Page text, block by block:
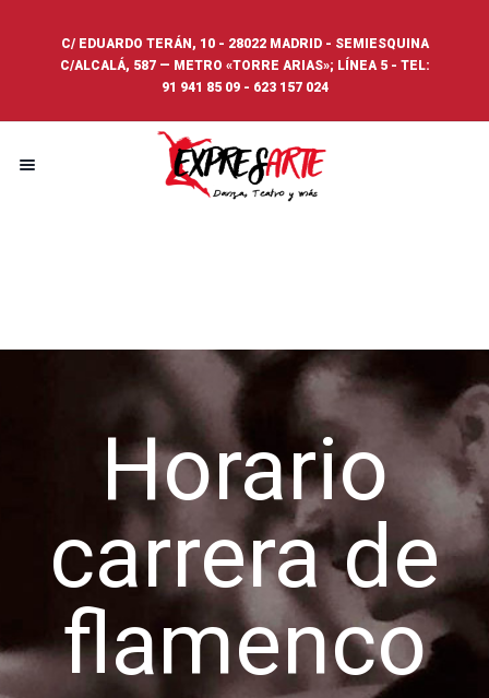
C/ EDUARDO TERÁN, 10 - 28022 MADRID - SEMIESQUINA
C/ALCALÁ, 587 — METRO «TORRE ARIAS»; LÍNEA 5 - TEL:
91 941 85 09- 623 157 024
Horario
carrera de
flamenco